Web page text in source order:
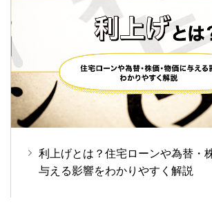
利上げとは？住宅ローンや為替・
与える影響をわかりやすく解説